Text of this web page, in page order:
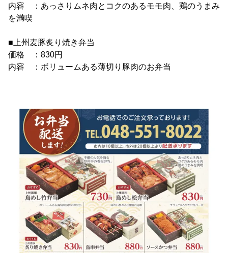
内容 ：あっさりムネ肉とコクのあるモモ肉、鶏のうまみ
を満喫
■上州麦豚炙り焼き弁当
価格 ：830円
内容 ：ボリュームある薄切り豚肉のお弁当